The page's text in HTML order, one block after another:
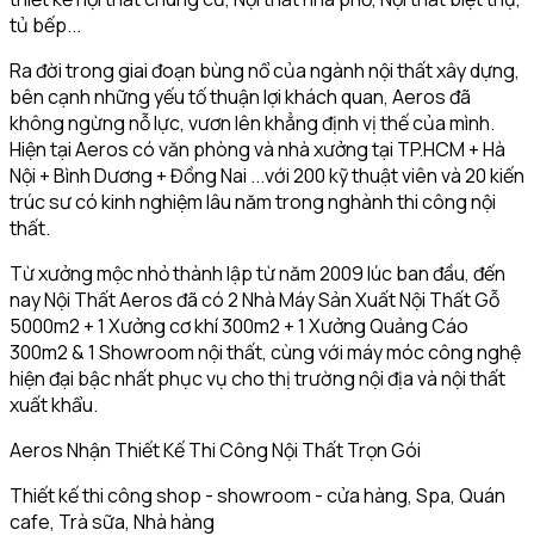
tủ bếp...
Ra đời trong giai đoạn bùng nổ của ngành nội thất xây dựng,
bên cạnh những yếu tố thuận lợi khách quan, Aeros đã
không ngừng nỗ lực, vươn lên khẳng định vị thế của mình.
Hiện tại Aeros có văn phòng và nhà xưởng tại TP.HCM + Hà
Nội + Bình Dương + Đồng Nai ...với 200 kỹ thuật viên và 20 kiến
trúc sư có kinh nghiệm lâu năm trong nghành thi công nội
thất.
Từ xưởng mộc nhỏ thành lập từ năm 2009 lúc ban đầu, đến
nay Nội Thất Aeros đã có 2 Nhà Máy Sản Xuất Nội Thất Gỗ
5000m2 + 1 Xưởng cơ khí 300m2 + 1 Xưởng Quảng Cáo
300m2 & 1 Showroom nội thất, cùng với máy móc công nghệ
hiện đại bậc nhất phục vụ cho thị trường nội địa và nội thất
xuất khẩu.
Aeros Nhận Thiết Kế Thi Công Nội Thất Trọn Gói
Thiết kế thi công shop - showroom - cửa hàng, Spa, Quán
cafe, Trà sữa, Nhà hàng